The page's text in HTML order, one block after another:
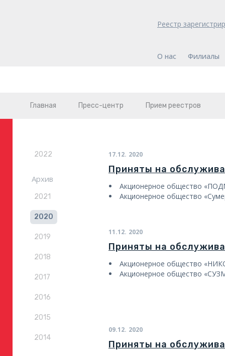
Реестр
О нас Филиалы
Главная Пресс-центр Прием реестров
2022
Архив
2021
2020
2019
2018
2017
2016
2015
2014
17.12. 2020
Приняты на
Акционерное общество
Акционерное общество
11.12. 2020
Приняты на
Акционерное общество
Акционерное общество
09.12. 2020
Приняты на